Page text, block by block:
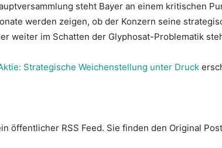
steht Bayer an einem kritischen
werden zeigen, ob der Konzern seine
weiter im Schatten der Glyphosat-Problematik
Strategische Weichenstellung unter Druck
öffentlicher RSS Feed. Sie finden den Original